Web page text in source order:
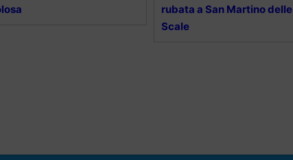
rubata a San Martino delle
Scale